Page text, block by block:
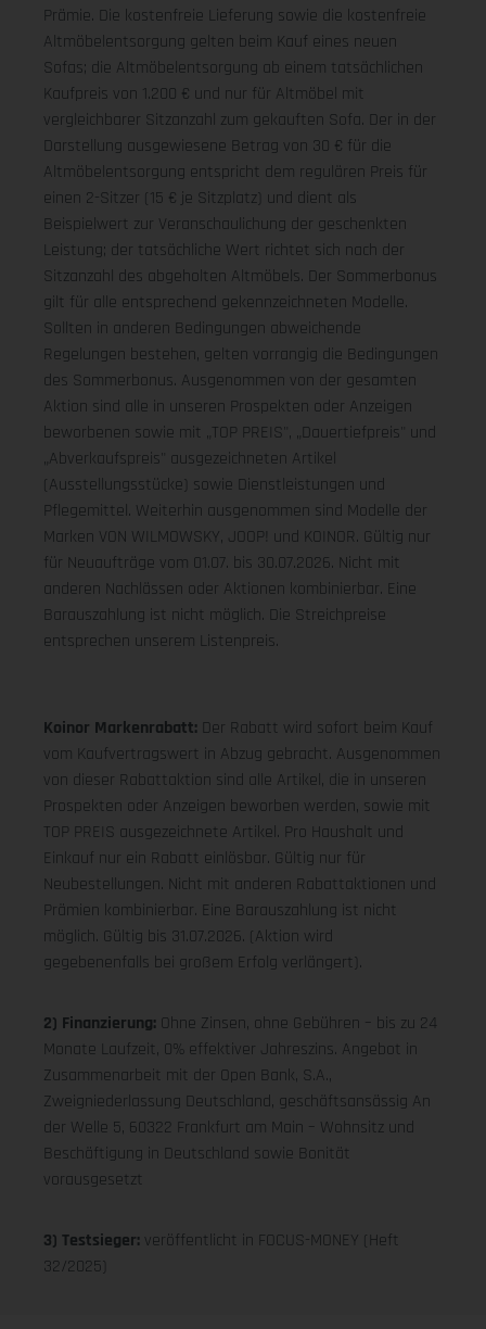
Prämie. Die kostenfreie Lieferung sowie die kostenfreie
Altmöbelentsorgung gelten beim Kauf eines neuen
Sofas; die Altmöbelentsorgung ab einem tatsächlichen
Kaufpreis von 1.200 € und nur für Altmöbel mit
vergleichbarer Sitzanzahl zum gekauften Sofa. Der in der
Darstellung ausgewiesene Betrag von 30 € für die
Altmöbelentsorgung entspricht dem regulären Preis für
einen 2-Sitzer (15 € je Sitzplatz) und dient als
Beispielwert zur Veranschaulichung der geschenkten
Leistung; der tatsächliche Wert richtet sich nach der
Sitzanzahl des abgeholten Altmöbels. Der Sommerbonus
gilt für alle entsprechend gekennzeichneten Modelle.
Sollten in anderen Bedingungen abweichende
Regelungen bestehen, gelten vorrangig die Bedingungen
des Sommerbonus. Ausgenommen von der gesamten
Aktion sind alle in unseren Prospekten oder Anzeigen
beworbenen sowie mit „TOP PREIS", „Dauertiefpreis" und
„Abverkaufspreis" ausgezeichneten Artikel
(Ausstellungsstücke) sowie Dienstleistungen und
Pflegemittel. Weiterhin ausgenommen sind Modelle der
Marken VON WILMOWSKY, JOOP! und KOINOR. Gültig nur
für Neuaufträge vom 01.07. bis 30.07.2026. Nicht mit
anderen Nachlässen oder Aktionen kombinierbar. Eine
Barauszahlung ist nicht möglich. Die Streichpreise
entsprechen unserem Listenpreis.
Koinor Markenrabatt: Der Rabatt wird sofort beim Kauf
vom Kaufvertragswert in Abzug gebracht. Ausgenommen
von dieser Rabattaktion sind alle Artikel, die in unseren
Prospekten oder Anzeigen beworben werden, sowie mit
TOP PREIS ausgezeichnete Artikel. Pro Haushalt und
Einkauf nur ein Rabatt einlösbar. Gültig nur für
Neubestellungen. Nicht mit anderen Rabattaktionen und
Prämien kombinierbar. Eine Barauszahlung ist nicht
möglich. Gültig bis 31.07.2026. (Aktion wird
gegebenenfalls bei großem Erfolg verlängert).
2) Finanzierung: Ohne Zinsen, ohne Gebühren – bis zu 24
Monate Laufzeit, 0% effektiver Jahreszins. Angebot in
Zusammenarbeit mit der Open Bank, S.A.,
Zweigniederlassung Deutschland, geschäftsansässig An
der Welle 5, 60322 Frankfurt am Main – Wohnsitz und
Beschäftigung in Deutschland sowie Bonität
vorausgesetzt
3) Testsieger: veröffentlicht in FOCUS-MONEY (Heft
32/2025)